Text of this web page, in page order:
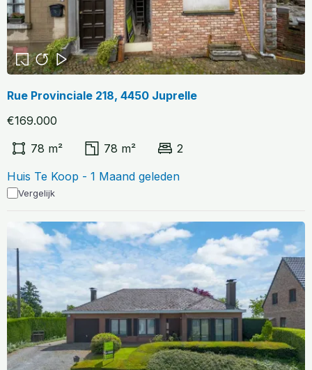
Rue Provinciale 218, 4450 Juprelle
€169.000
78 m²
78 m²
2
Huis Te Koop - 1 Maand geleden
Vergelijk